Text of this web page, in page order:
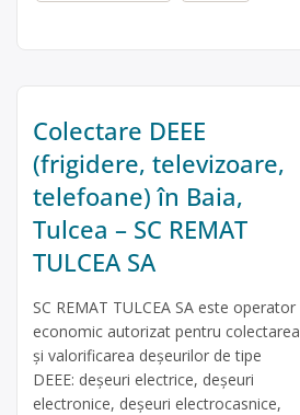
Colectare DEEE
(frigidere, televizoare,
telefoane) în Baia,
Tulcea – SC REMAT
TULCEA SA
SC REMAT TULCEA SA este operator
economic autorizat pentru colectarea
și valorificarea deșeurilor de tipe
DEEE: deșeuri electrice, deșeuri
electronice, deșeuri electrocasnice,